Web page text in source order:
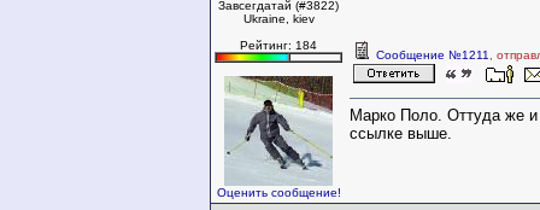
Завсегдатай (#3822)
Ukraine, kiev
Рейтинг: 184
Оценить сообщение!
Сообщение №1211 ,
Марко Поло. Оттуда же
ссылке выше.